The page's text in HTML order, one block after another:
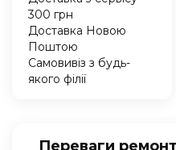
300 грн
Доставка Новою
Поштою
Самовивіз з будь-
якого філії
Переваги